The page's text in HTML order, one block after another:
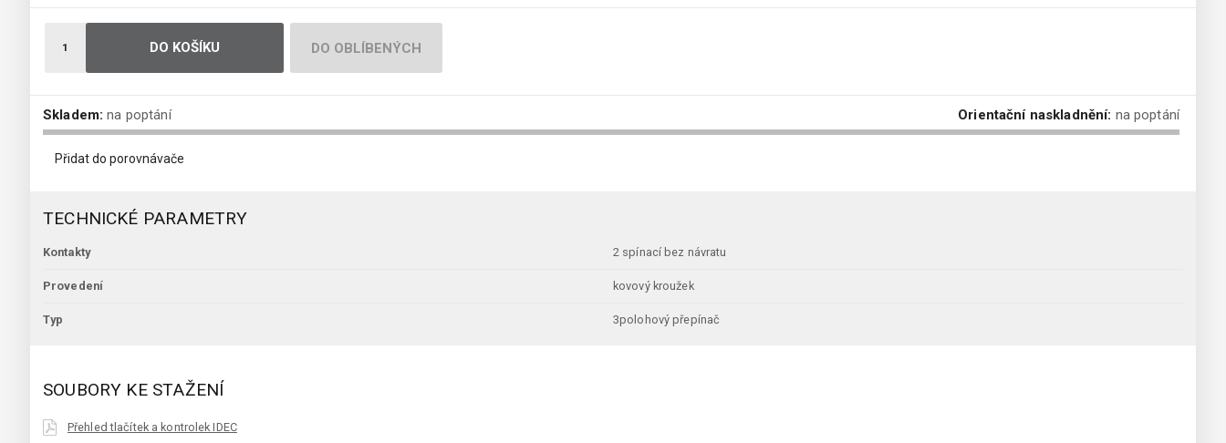
DO KOŠÍKU DO OBLÍBENÝCH
Skladem: na poptání Orientační naskladnění: na poptání
Přidat do porovnávače
TECHNICKÉ PARAMETRY
Kontakty 2 spínací bez návratu
Provedení kovový kroužek
Typ 3polohový přepínač
SOUBORY KE STAŽENÍ
Přehled tlačítek a kontrolek IDEC